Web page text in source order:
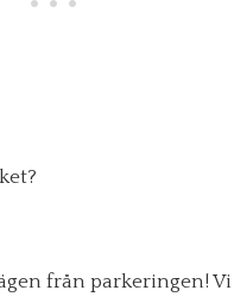
från parkeringen!